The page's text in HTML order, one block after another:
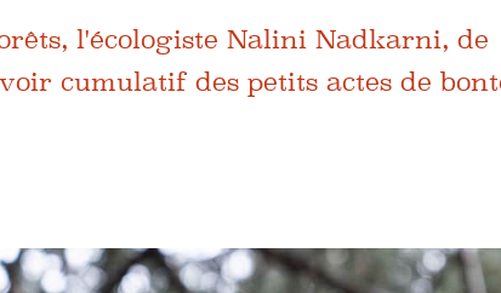
l'écologiste Nalini Nadkarni, de
cumulatif des petits actes de